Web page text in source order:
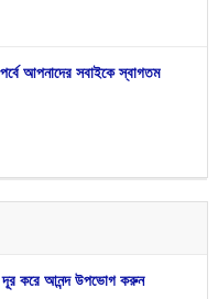
আপনাদের সবাইকে স্বাগতম
করে আনন্দ উপভোগ করুন